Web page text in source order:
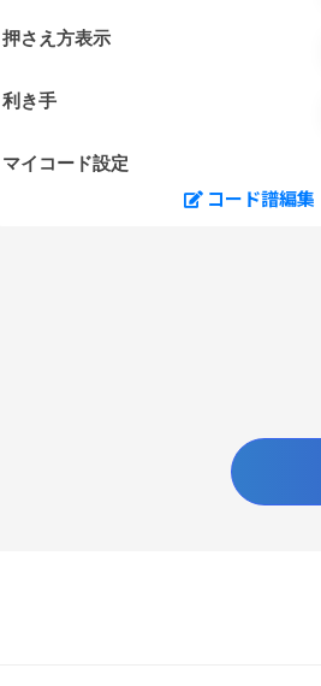
押さえ方表示
利き手
マイコード設定
コード譜編集